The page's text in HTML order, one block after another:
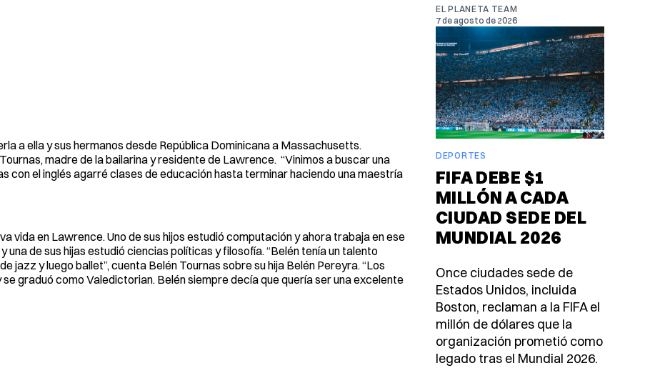
a ella y sus hermanos desde República Dominicana a Massachusetts.
madre de la bailarina y residente de Lawrence. “Vinimos a buscar una
con el inglés agarré clases de educación hasta terminar haciendo una maestría
vida en Lawrence. Uno de sus hijos estudió computación y ahora trabaja en ese
de sus hijas estudió ciencias políticas y filosofía. “Belén tenía un talento
jazz y luego ballet”, cuenta Belén Tournas sobre su hija Belén Pereyra. “Los
graduó como Valedictorian. Belén siempre decía que quería ser una excelente
EL PLANETA TEAM
7 de agosto de 2026
DEPORTES
FIFA DEBE $1
MILLÓN A CADA
CIUDAD SEDE DEL
MUNDIAL 2026
Once ciudades sede de
Estados Unidos, incluida
Boston, reclaman a la FIFA el
millón de dólares que la
organización prometió como
legado tras el Mundial 2026.